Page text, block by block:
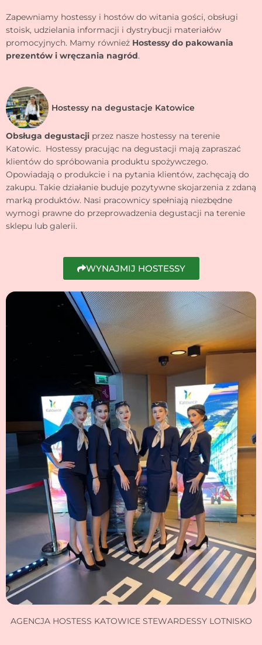
Zapewniamy hostessy i hostów do witania gości, obsługi
stoisk, udzielania informacji i dystrybucji materiałów
promocyjnych. Mamy również Hostessy do pakowania
prezentów i wręczania nagród.
Hostessy na degustacje Katowice
Obsługa degustacji przez nasze hostessy na terenie
Katowic. Hostessy pracując na degustacji mają zapraszać
klientów do spróbowania produktu spożywczego.
Opowiadają o produkcie i na pytania klientów, zachęcają do
zakupu. Takie działanie buduje pozytywne skojarzenia z zdaną
marką produktów. Nasi pracownicy spełniają niezbędne
wymogi prawne do przeprowadzenia degustacji na terenie
sklepu lub galerii.
WYNAJMIJ HOSTESSY
AGENCJA HOSTESS KATOWICE STEWARDESSY LOTNISKO